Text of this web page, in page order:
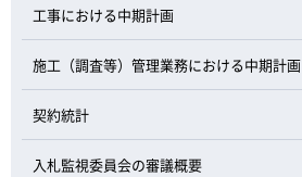
工事における中期計画
施工（調査等）管理業務における中期計画
契約統計
入札監視委員会の審議概要